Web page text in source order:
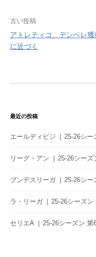
投
稿
ョ
ン
古い投稿
アトレティコ、デンベレ獲
に近づく
最近の投稿
エールディビジ［ 25-26シ
リーグ・アン［ 25-26シー
ブンデスリーガ［ 25-26シ
ラ・リーガ［ 25-26シーズ
セリエA［ 25-26シーズン